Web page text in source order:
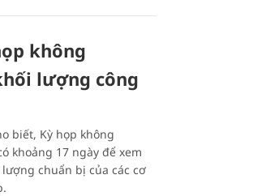
không
lượng công
biết, Kỳ họp không
khoảng 17 ngày để xem
chuẩn bị của các cơ